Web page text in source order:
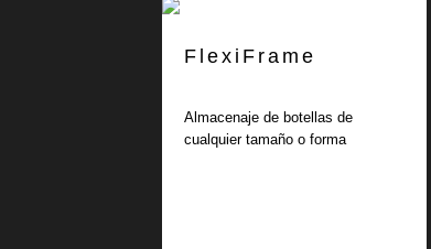
FlexiFrame
Almacenaje de botellas de
cualquier tamaño o forma